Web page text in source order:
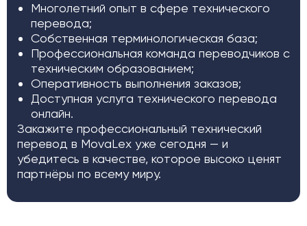
Многолетний опыт в сфере технического
перевода;
Собственная терминологическая база;
Профессиональная команда переводчиков с
техническим образованием;
Оперативность выполнения заказов;
Доступная услуга технического перевода
онлайн.
Закажите профессиональный технический
перевод в MovaLex уже сегодня — и
убедитесь в качестве, которое высоко ценят
партнёры по всему миру.